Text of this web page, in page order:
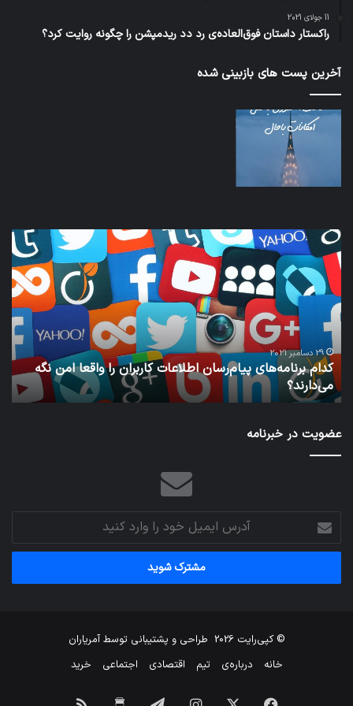
11 جولای 2021
راکستار داستان فوق‌العاده‌ی رد دد ریدمپشن را چگونه روایت کرد؟
آخرین پست های بازبینی شده
کدام
برنامه‌های
پیام‌رسان
اطلاعات
کاربران
را
واقعا
امن
نگه
می‌دارند؟
29 دسامبر 2021
کدام برنامه‌های پیام‌رسان اطلاعات کاربران را واقعا امن نگه
می‌دارند؟
اپل
عضویت در خبرنامه
آدرس
ایمیل
خود
وارد
© کپی‌رایت 2026 طراحی و پشتیبانی توسطآمریاران
خانه
درباره‌ی تیم اقتصادی اجتماعی خرید